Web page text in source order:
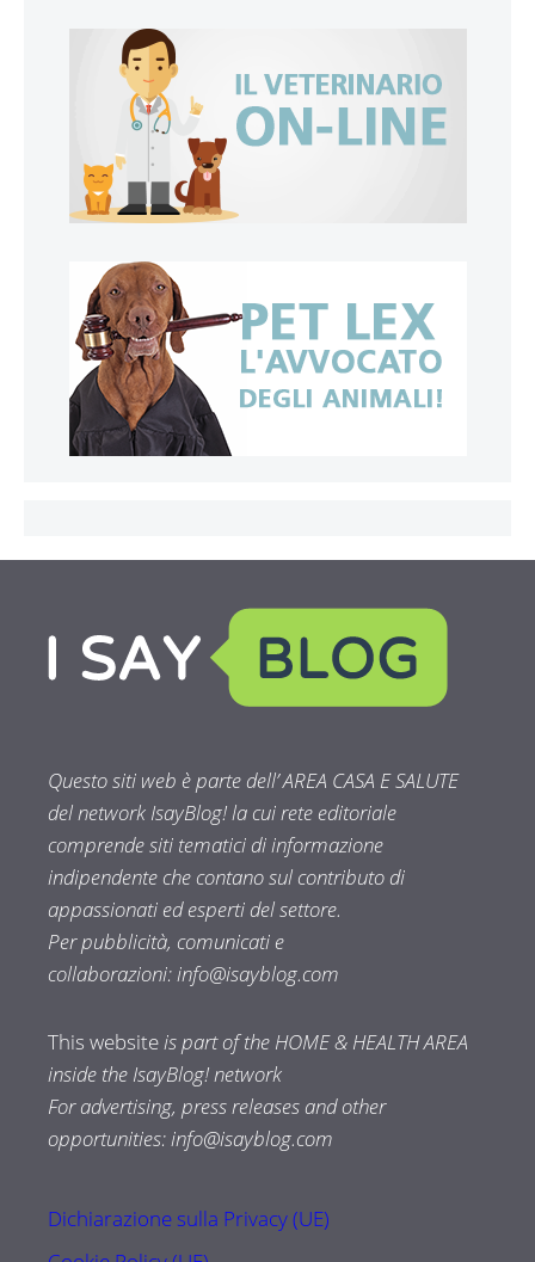
Questo siti web è parte dell’ AREA CASA E SALUTE
del network IsayBlog! la cui rete editoriale
comprende siti tematici di informazione
indipendente che contano sul contributo di
appassionati ed esperti del settore.
Per pubblicità, comunicati e
collaborazioni:info@isayblog.com
This websiteis part of the HOME & HEALTH AREA
inside the IsayBlog! network
For advertising, press releases and other
opportunities:info@isayblog.com
Dichiarazione sulla Privacy (UE)